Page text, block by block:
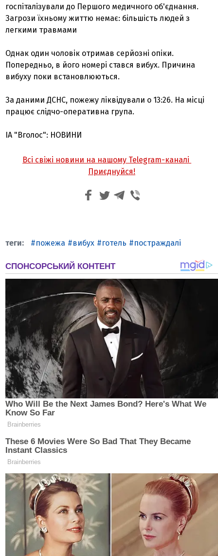
госпіталізували до Першого медичного об'єднання.
Загрози їхньому життю немає: більшість людей з
легкими травмами
Однак один чоловік отримав серйозні опіки.
Попередньо, в його номері стався вибух. Причина
вибуху поки встановлюються.
За даними ДСНС, пожежу ліквідували о 13:26. На місці
працює слідчо-оперативна група.
ІА "Вголос": НОВИНИ
Всі свіжі новини на нашому Telegram-каналі
Приєднуйся!
пожежа вибух готель постраждалі